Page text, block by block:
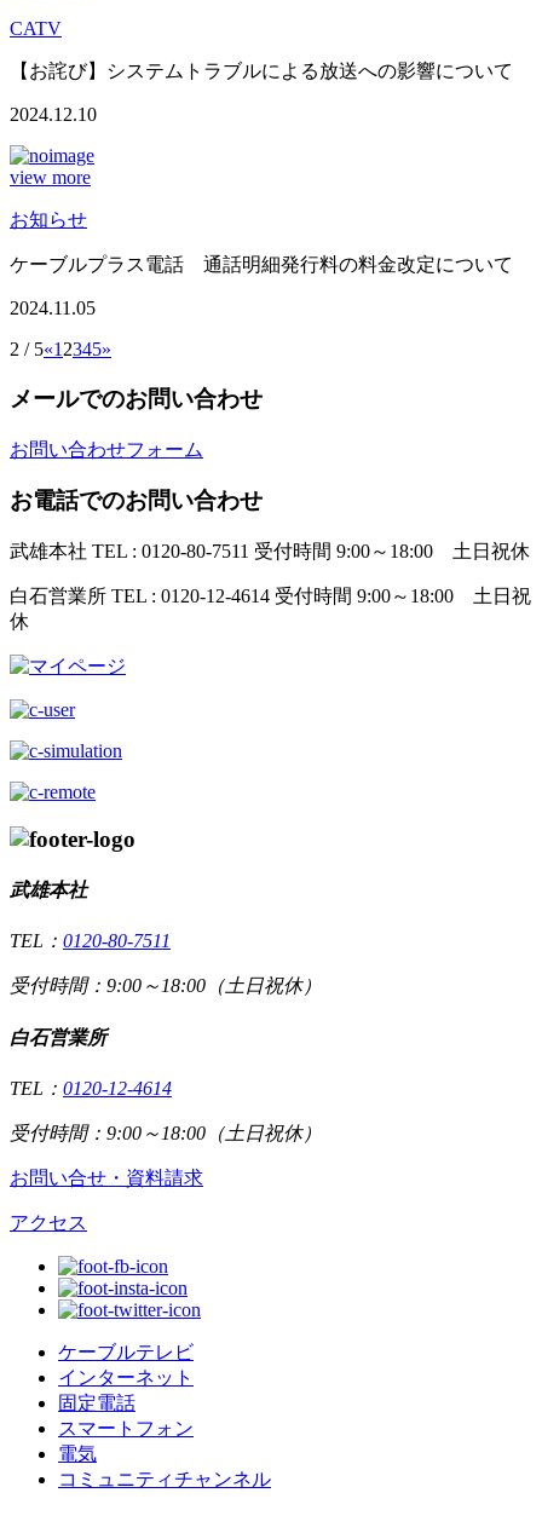
CATV
【お詫び】システムトラブルによる放送への影響について
2024.12.10
view more
お知らせ
ケーブルプラス電話 通話明細発行料の料金改定について
2024.11.05
2 / 5«1 2345»
メールでのお問い合わせ
お問い合わせフォーム
お電話でのお問い合わせ
武雄本社 TEL : 0120-80-7511 受付時間 9:00～18:00 土日祝休
白石営業所 TEL : 0120-12-4614 受付時間 9:00～18:00 土日祝
休
武雄本社
TEL： 0120-80-7511
受付時間：9:00～18:00（土日祝休）
白石営業所
TEL： 0120-12-4614
受付時間：9:00～18:00（土日祝休）
お問い合せ・資料請求
アクセス
ケーブルテレビ
インターネット
固定電話
スマートフォン
電気
コミュニティチャンネル